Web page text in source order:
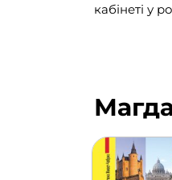
кабінеті у